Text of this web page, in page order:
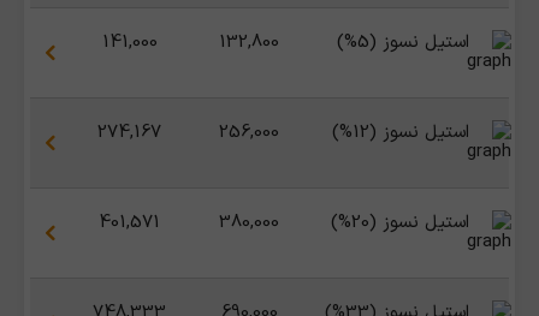
استیل نسوز (5%) 132,800
141,000
استیل نسوز (12%) 256,000
274,167
استیل نسوز (20%) 380,000
401,571